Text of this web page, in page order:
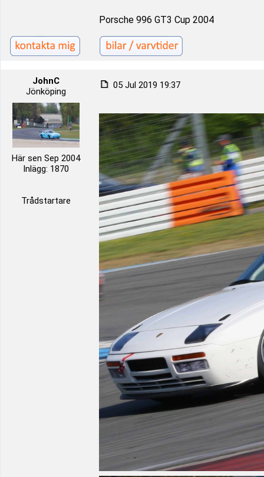
Porsche 996 GT3 Cup 2004
JohnC
Jönköping
Här sen Sep 2004
Inlägg: 1870
Trådstartare
05 Jul 2019 19:37